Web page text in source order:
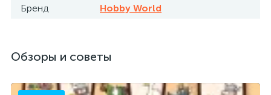
Бренд Hobby World
Обзоры и советы